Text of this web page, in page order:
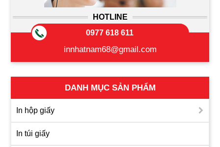
HOTLINE
0977 618 611
innhatnam68@gmail.com
DANH MỤC SẢN PHẨM
In hộp giấy
In túi giấy